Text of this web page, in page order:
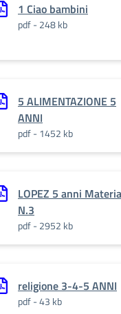
1 Ciao bambini
pdf - 248 kb
5 ALIMENTAZIONE 5
ANNI
pdf - 1452 kb
LOPEZ 5 anni
N.3
pdf - 2952 kb
religione 3-4-5 ANNI
pdf - 43 kb